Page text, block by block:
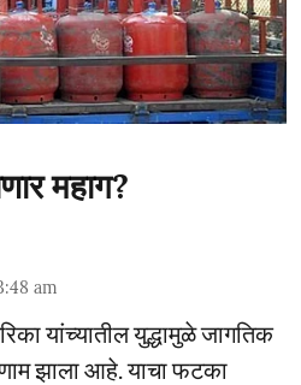
महाग?
am
यांच्यातील युद्धामुळे जागतिक
झाला आहे. याचा फटका